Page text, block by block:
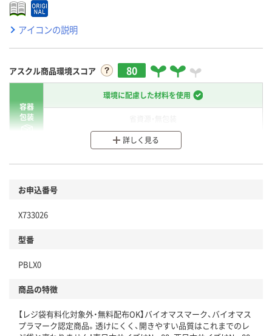
アイコンの説明
アスクル商品環境スコア 80
容器
包装
環境に配慮した材料を使用
分別・リサイクルしやすい設計
商品
本体
仕組
この商品の環境配慮ポイントです。下記商品詳細「
詳しく見る
お申込番号
X733026
型番
PBLX0
商品の特徴
【レジ袋有料化対象外・無料配布OK】バイオマスマーク、バイオマス
プラマーク認定商品。透けにくく、開きやすい品質はこれまでのレ